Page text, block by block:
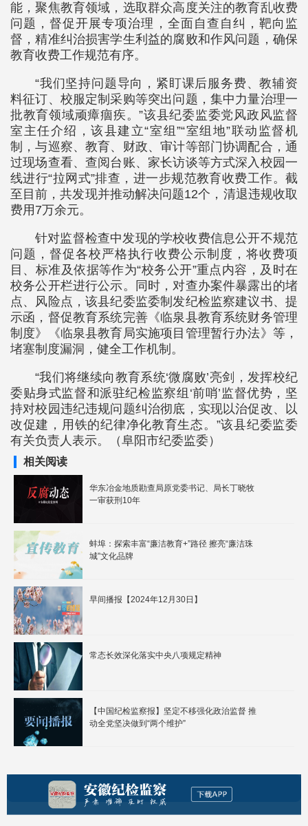
能，聚焦教育领域，选取群众高度关注的教育乱收费
问题，督促开展专项治理，全面自查自纠，靶向监
督，精准纠治损害学生利益的腐败和作风问题，确保
教育收费工作规范有序。
“我们坚持问题导向，紧盯课后服务费、教辅资
料征订、校服定制采购等突出问题，集中力量治理一
批教育领域顽瘴痼疾。”该县纪委监委党风政风监督
室主任介绍，该县建立“室组”“室组地”联动监督机
制，与巡察、教育、财政、审计等部门协调配合，通
过现场查看、查阅台账、家长访谈等方式深入校园一
线进行“拉网式”排查，进一步规范教育收费工作。截
至目前，共发现并推动解决问题12个，清退违规收取
费用7万余元。
针对监督检查中发现的学校收费信息公开不规范
问题，督促各校严格执行收费公示制度，将收费项
目、标准及依据等作为“校务公开”重点内容，及时在
校务公开栏进行公示。同时，对查办案件暴露出的堵
点、风险点，该县纪委监委制发纪检监察建议书、提
示函，督促教育系统完善《临泉县教育系统财务管理
制度》《临泉县教育局实施项目管理暂行办法》等，
堵塞制度漏洞，健全工作机制。
“我们将继续向教育系统‘微腐败’亮剑，发挥校纪
委贴身式监督和派驻纪检监察组‘前哨’监督优势，坚
持对校园违纪违规问题纠治彻底，实现以治促改、以
改促建，用铁的纪律净化教育生态。”该县纪委监委
有关负责人表示。（阜阳市纪委监委）
相关阅读
华东冶金地质勘查局原党委书记、局长丁晓牧
一审获刑10年
蚌埠：探索丰富“廉洁教育+”路径 擦亮“廉洁珠
城”文化品牌
早间播报【2024年12月30日】
常态长效深化落实中央八项规定精神
【中国纪检监察报】坚定不移强化政治监督 推
动全党坚决做到“两个维护”